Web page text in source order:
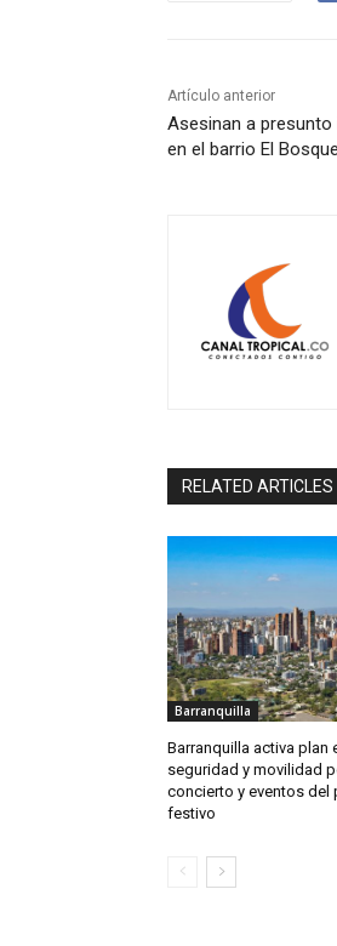
Artículo anterior
Asesinan a presunto
en el barrio El Bosque
RELATED ARTICLES
Barranquilla
Barranquilla activa plan
seguridad y movilidad
concierto y eventos del
festivo